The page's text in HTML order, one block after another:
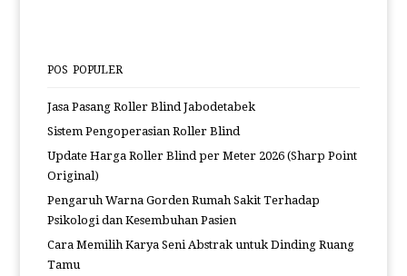
POS POPULER
Jasa Pasang Roller Blind Jabodetabek
Sistem Pengoperasian Roller Blind
Update Harga Roller Blind per Meter 2026 (Sharp Point
Original)
Pengaruh Warna Gorden Rumah Sakit Terhadap
Psikologi dan Kesembuhan Pasien
Cara Memilih Karya Seni Abstrak untuk Dinding Ruang
Tamu